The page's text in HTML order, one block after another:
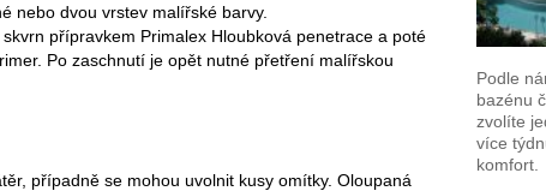
nebo dvou vrstev malířské barvy.
přípravkem Primalex Hloubková penetrace a poté
Po zaschnutí je opět nutné přetření malířskou
případně se mohou uvolnit kusy omítky. Oloupaná
Podle
bazénu
zvolíte
více
komfort.